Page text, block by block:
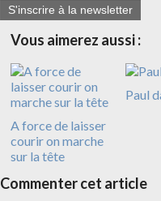
S'inscrire à la newsletter
Vous aimerez aussi :
A force de laisser
courir on marche
sur la tête
Paul
Commenter cet article